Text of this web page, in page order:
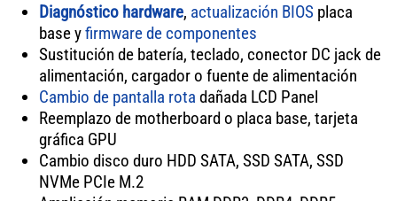
Diagnóstico hardware, actualización BIOS placa
base yfirmware de componentes
Sustitución de batería, teclado, conector DC jack de
alimentación, cargador o fuente de alimentación
Cambio de pantalla rota dañada LCD Panel
Reemplazo de motherboard o placa base, tarjeta
gráfica GPU
Cambio disco duro HDD SATA, SSD SATA, SSD
NVMe PCIe M.2